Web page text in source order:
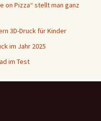
on Pizza“ stellt man ganz
3D-Druck für Kinder
im Jahr 2025
im Test